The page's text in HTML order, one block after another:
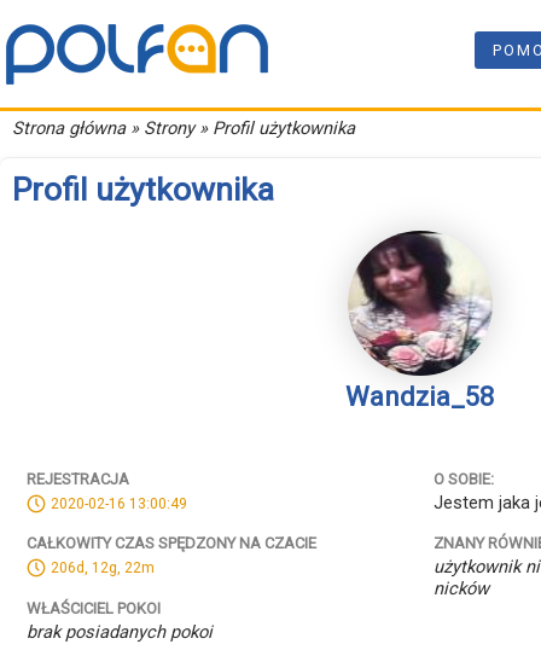
Strona główna» Strony » Profil użytkownika
Profil użytkownika
Wandzia_58
REJESTRACJA
2020-02-16 13:00:49
CAŁKOWITY CZAS SPĘDZONY NA CZACIE
206d, 12g, 22m
WŁAŚCICIEL POKOI
brak posiadanych pokoi
O SOBIE:
Jestem jaka
ZNANY
użytkownik
nicków